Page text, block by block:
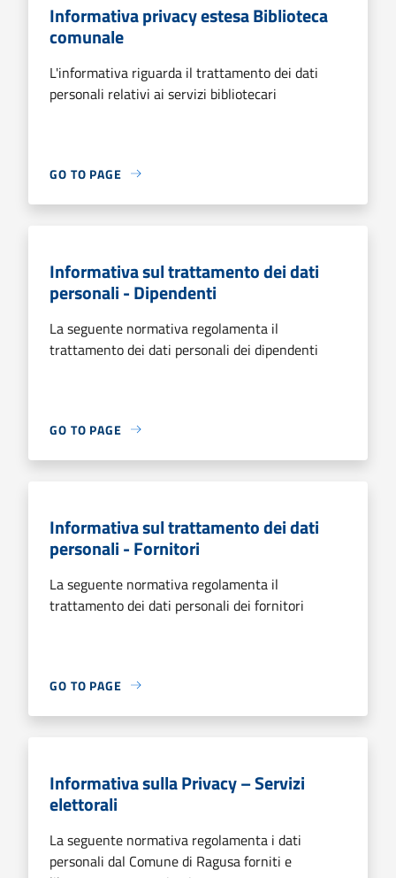
Informativa privacy estesa Biblioteca
comunale
L'informativa riguarda il trattamento dei dati
personali relativi ai servizi bibliotecari
GO TO PAGE
Informativa sul trattamento dei dati
personali - Dipendenti
La seguente normativa regolamenta il
trattamento dei dati personali dei dipendenti
GO TO PAGE
Informativa sul trattamento dei dati
personali - Fornitori
La seguente normativa regolamenta il
trattamento dei dati personali dei fornitori
GO TO PAGE
Informativa sulla Privacy – Servizi
elettorali
La seguente normativa regolamenta i dati
personali dal Comune di Ragusa forniti e